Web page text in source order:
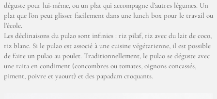
déguste pour lui-même, ou un plat qui accompagne d’autres légumes. Un
plat que l’on peut glisser facilement dans une lunch box pour le travail ou
l’école.
Les déclinaisons du pulao sont infinies : riz pilaf, riz avec du lait de coco,
riz blanc. Si le pulao est associé à une cuisine végétarienne, il est possible
de faire un pulao au poulet. Traditionnellement, le pulao se déguste avec
une raita en condiment (concombres ou tomates, oignons concassés,
piment, poivre et yaourt) et des papadam croquants.